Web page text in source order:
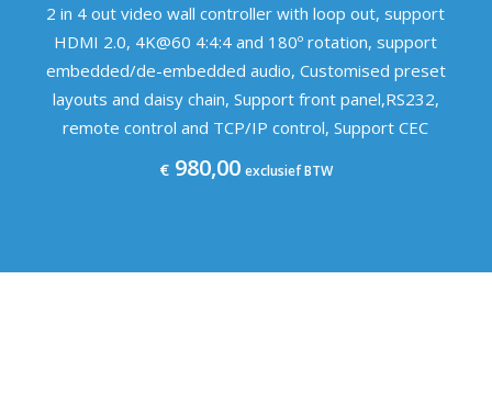
2 in 4 out video wall controller with loop out, support
HDMI 2.0, 4K@60 4:4:4 and 180º rotation, support
embedded/de-embedded audio, Customised preset
layouts and daisy chain, Support front panel,RS232,
remote control and TCP/IP control, Support CEC
€980,00 exclusief BTW